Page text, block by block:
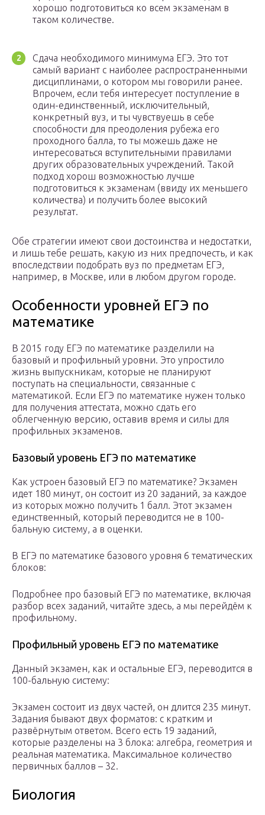
хорошо подготовиться ко всем экзаменам в
таком количестве.
Сдача необходимого минимума ЕГЭ. Это тот
самый вариант с наиболее распространенными
дисциплинами, о котором мы говорили ранее.
Впрочем, если тебя интересует поступление в
один-единственный, исключительный,
конкретный вуз, и ты чувствуешь в себе
способности для преодоления рубежа его
проходного балла, то ты можешь даже не
интересоваться вступительными правилами
других образовательных учреждений. Такой
подход хорош возможностью лучше
подготовиться к экзаменам (ввиду их меньшего
количества) и получить более высокий
результат.
Обе стратегии имеют свои достоинства и недостатки,
и лишь тебе решать, какую из них предпочесть, и как
впоследствии подобрать вуз по предметам ЕГЭ,
например, в Москве, или в любом другом городе.
Особенности уровней ЕГЭ по
математике
В 2015 году ЕГЭ по математике разделили на
базовый и профильный уровни. Это упростило
жизнь выпускникам, которые не планируют
поступать на специальности, связанные с
математикой. Если ЕГЭ по математике нужен только
для получения аттестата, можно сдать его
облегченную версию, оставив время и силы для
профильных экзаменов.
Базовый уровень ЕГЭ по математике
Как устроен базовый ЕГЭ по математике? Экзамен
идет 180 минут, он состоит из 20 заданий, за каждое
из которых можно получить 1 балл. Этот экзамен
единственный, который переводится не в 100-
бальную систему, а в оценки.
В ЕГЭ по математике базового уровня 6 тематических
блоков:
Подробнее про базовый ЕГЭ по математике, включая
разбор всех заданий, читайте здесь, а мы перейдём к
профильному.
Профильный уровень ЕГЭ по математике
Данный экзамен, как и остальные ЕГЭ, переводится в
100-бальную систему:
Экзамен состоит из двух частей, он длится 235 минут.
Задания бывают двух форматов: с кратким и
развёрнутым ответом. Всего есть 19 заданий,
которые разделены на 3 блока: алгебра, геометрия и
реальная математика. Максимальное количество
первичных баллов – 32.
Биология